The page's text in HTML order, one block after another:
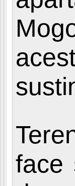
face